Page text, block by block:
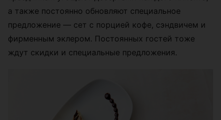
а также постоянно обновляют специальное
предложение — сет с порцией кофе, сэндвичем и
фирменным эклером. Постоянных гостей тоже
ждут скидки и специальные предложения.